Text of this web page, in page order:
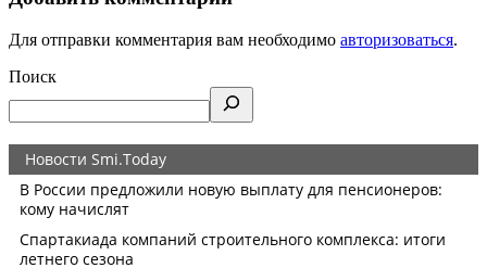
Для отправки комментария вам необходимо авторизоваться.
Поиск